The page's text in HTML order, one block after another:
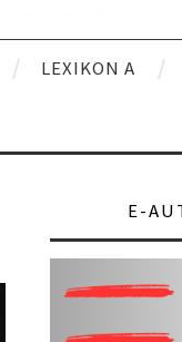
LEXIKON A
E-